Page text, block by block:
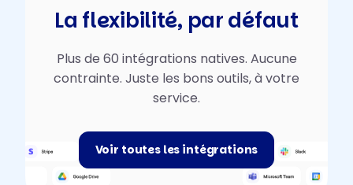
La flexibilité, par défaut
Plus de 60 intégrations natives. Aucune
contrainte. Juste les bons outils, à votre
service.
Voir toutes les intégrations